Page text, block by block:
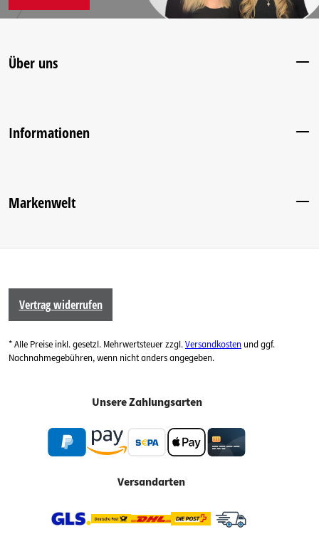
Über uns
Informationen
Markenwelt
Vertrag widerrufen
* Alle Preise inkl. gesetzl. Mehrwertsteuer zzgl.Versandkosten und ggf.
Nachnahmegebühren, wenn nicht anders angegeben.
Unsere Zahlungsarten
Versandarten